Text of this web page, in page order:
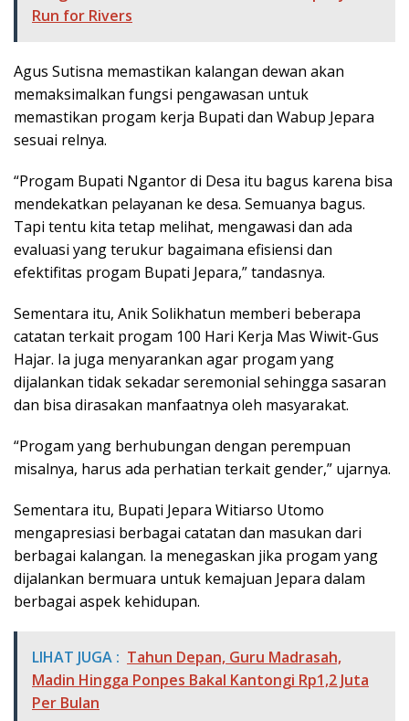
Run for Rivers
Agus Sutisna memastikan kalangan dewan akan
memaksimalkan fungsi pengawasan untuk
memastikan progam kerja Bupati dan Wabup Jepara
sesuai relnya.
“Progam Bupati Ngantor di Desa itu bagus karena bisa
mendekatkan pelayanan ke desa. Semuanya bagus.
Tapi tentu kita tetap melihat, mengawasi dan ada
evaluasi yang terukur bagaimana efisiensi dan
efektifitas progam Bupati Jepara,” tandasnya.
Sementara itu, Anik Solikhatun memberi beberapa
catatan terkait progam 100 Hari Kerja Mas Wiwit-Gus
Hajar. Ia juga menyarankan agar progam yang
dijalankan tidak sekadar seremonial sehingga sasaran
dan bisa dirasakan manfaatnya oleh masyarakat.
“Progam yang berhubungan dengan perempuan
misalnya, harus ada perhatian terkait gender,” ujarnya.
Sementara itu, Bupati Jepara Witiarso Utomo
mengapresiasi berbagai catatan dan masukan dari
berbagai kalangan. Ia menegaskan jika progam yang
dijalankan bermuara untuk kemajuan Jepara dalam
berbagai aspek kehidupan.
LIHAT JUGA : Tahun Depan, Guru Madrasah,
Madin Hingga Ponpes Bakal Kantongi Rp1,2 Juta
Per Bulan